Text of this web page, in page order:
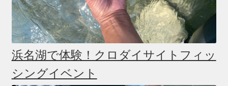
浜名湖で体験！クロダイサイトフィッ
シングイベント